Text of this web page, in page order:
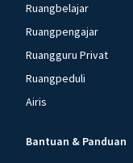
Ruangbelajar
Ruangpengajar
Ruangguru Privat
Ruangpeduli
Airis
Bantuan & Panduan